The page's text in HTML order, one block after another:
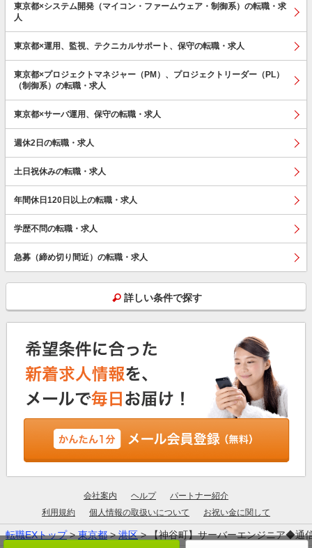
東京都×システム開発（マイコン・ファームウェア・制御系）の転職・求
人
東京都×運用、監視、テクニカルサポート、保守の転職・求人
東京都×プロジェクトマネジャー（PM）、プロジェクトリーダー（PL）
（制御系）の転職・求人
東京都×サーバ運用、保守の転職・求人
週休2日の転職・求人
土日祝休みの転職・求人
年間休日120日以上の転職・求人
学歴不問の転職・求人
急募（締め切り間近）の転職・求人
詳しい条件で探す
会社案内 ヘルプ
パートナー紹介
利用規約
個人情報の取扱いについて お祝い金に関して
転職EXトップ>東京都>港区> 【神谷町】サーバーエンジニア◆通